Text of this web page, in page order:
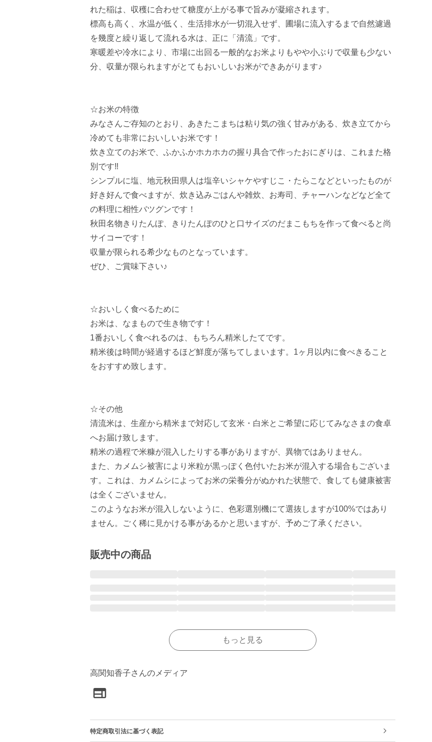
れた稲は、収穫に合わせて糖度が上がる事で旨みが凝縮されます。
標高も高く、水温が低く、生活排水が一切混入せず、圃場に流入するまで自然濾過
を幾度と繰り返して流れる水は、正に「清流」です。
寒暖差や冷水により、市場に出回る一般的なお米よりもやや小ぶりで収量も少ない
分、収量が限られますがとてもおいしいお米ができあがります♪
☆お米の特徴
みなさんご存知のとおり、あきたこまちは粘り気の強く甘みがある、炊き立てから
冷めても非常においしいお米です！
炊き立てのお米で、ふかふかホカホカの握り具合で作ったおにぎりは、これまた格
別です‼︎
シンプルに塩、地元秋田県人は塩辛いシャケやすじこ・たらこなどといったものが
好き好んで食べますが、炊き込みごはんや雑炊、お寿司、チャーハンなどなど全て
の料理に相性バツグンです！
秋田名物きりたんぽ、きりたんぽのひと口サイズのだまこもちを作って食べると尚
サイコーです！
収量が限られる希少なものとなっています。
ぜひ、ご賞味下さい♪
☆おいしく食べるために
お米は、なまもので生き物です！
1番おいしく食べれるのは、もちろん精米したてです。
精米後は時間が経過するほど鮮度が落ちてしまいます。1ヶ月以内に食べきること
をおすすめ致します。
☆その他
清流米は、生産から精米まで対応して玄米・白米とご希望に応じてみなさまの食卓
へお届け致します。
精米の過程で米糠が混入したりする事がありますが、異物ではありません。
また、カメムシ被害により米粒が黒っぽく色付いたお米が混入する場合もございま
す。これは、カメムシによってお米の栄養分がぬかれた状態で、食しても健康被害
は全くございません。
このようなお米が混入しないように、色彩選別機にて選抜しますが100%ではあり
販売中の商品
もっと見る
高関知香子さんのメディア
特定商取引法に基づく表記